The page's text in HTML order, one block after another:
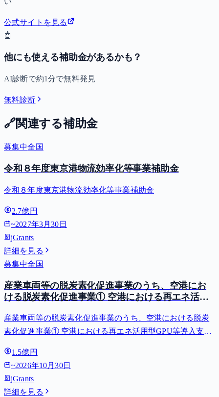
公式サイトを見る
🤖
他にも使える補助金があるかも？
AI診断で約1分で無料発見
無料診断
🔗関連する補助金
募集中全国
令和８年度東京港物流効率化等事業補助金
令和８年度東京港物流効率化等事業補助金
2.7億円
~2027年3月30日
jGrants
詳細を見る
募集中全国
産業車両等の脱炭素化促進事業のうち、空港にお
ける脱炭素化促進事業① 空港における再エネ活用
費等補助金）
産業車両等の脱炭素化促進事業のうち、空港における脱炭
素化促進事業① 空港における再エネ活用型GPU等導入支援
1.5億円
~2026年10月30日
jGrants
詳細を見る